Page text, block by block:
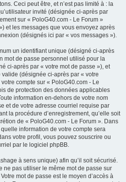
Ceci peut être, et n’est pas limité à : la
invité (désignée ci-après par
sur « PoloG40.com - Le Forum »
et les messages que vous envoyez après
(désignés ici par « vos messages »).
un identifiant unique (désigné ci-après
mot de passe personnel utilisé pour la
ci-après par « votre mot de passe »), et
(désignée ci-après par « votre
compte sur « PoloG40.com - Le
de protection des données applicables
information en-dehors de votre nom
et de votre adresse courriel requise par
la procédure d’enregistrement, qu’elle soit
de « PoloG40.com - Le Forum ». Dans
information de votre compte sera
votre profil, vous pouvez souscrire ou
par le logiciel phpBB.
à sens unique) afin qu’il soit sécurisé.
ne pas utiliser le même mot de passe sur
mot de passe est le moyen d’accès à